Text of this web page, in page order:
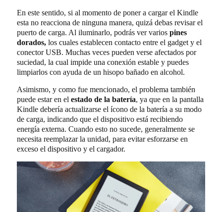
En este sentido, si al momento de poner a cargar el Kindle
esta no reacciona de ninguna manera, quizá debas revisar el
puerto de carga. Al iluminarlo, podrás ver varios pines
dorados,los cuales establecen contacto entre el gadget y el
conector USB. Muchas veces pueden verse afectados por
suciedad, la cual impide una conexión estable y puedes
limpiarlos con ayuda de un hisopo bañado en alcohol.
Asimismo, y como fue mencionado, el problema también
puede estar en el estado de la batería, ya que en la pantalla
Kindle debería actualizarse el ícono de la batería a su modo
de carga, indicando que el dispositivo está recibiendo
energía externa. Cuando esto no sucede, generalmente se
necesita reemplazar la unidad, para evitar esforzarse en
exceso el dispositivo y el cargador.